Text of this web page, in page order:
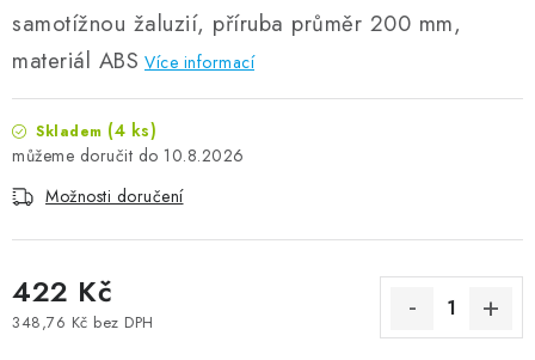
samotížnou žaluzií, příruba průměr 200 mm,
materiál ABS Více informací
Skladem (4 ks)
10.8.2026
Možnosti doručení
422 Kč
348,76 Kč bez DPH